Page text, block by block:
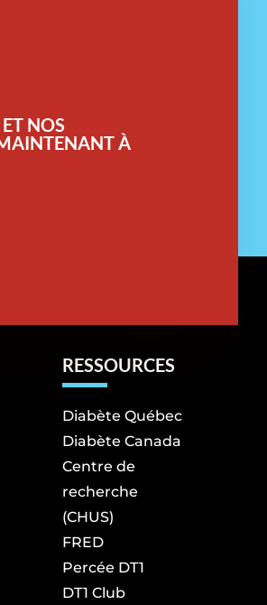
NOS
À
RESSOURCES
Diabète Québec
Diabète Canada
Centre de
recherche
(CHUS)
FRED
Percée DT1
DT1 Club